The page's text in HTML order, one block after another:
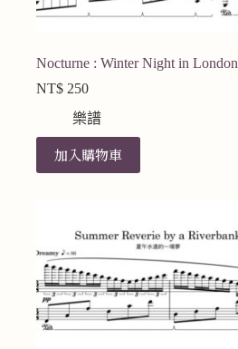
Nocturne : Winter Night in London
NT$ 250
樂譜
加入購物車